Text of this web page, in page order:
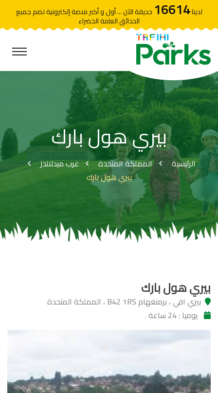
لدينا16614 حديقة الآن ... أول و أكبر منصة إلكترونية تضم جميع
الحدائق العامة الخضراء
بيري هول بارك
الرئيسية المملكة المتحدة
غرب ميدلاندز
بيري هول بارك
بيري هول بارك
بيري افي ، برمنغهام B42 1RS ، المملكة المتحدة
يوميا : 24 ساعة .